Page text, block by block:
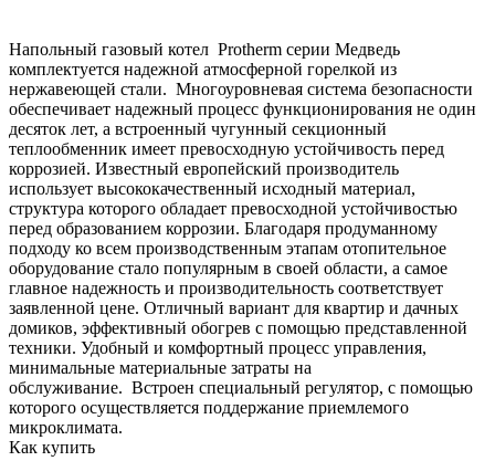
Напольный газовый котел Protherm серии Медведь
комплектуется надежной атмосферной горелкой из
нержавеющей стали. Многоуровневая система безопасности
обеспечивает надежный процесс функционирования не один
десяток лет, а встроенный чугунный секционный
теплообменник имеет превосходную устойчивость перед
коррозией. Известный европейский производитель
использует высококачественный исходный материал,
структура которого обладает превосходной устойчивостью
перед образованием коррозии. Благодаря продуманному
подходу ко всем производственным этапам отопительное
оборудование стало популярным в своей области, а самое
главное надежность и производительность соответствует
заявленной цене. Отличный вариант для квартир и дачных
домиков, эффективный обогрев с помощью представленной
техники. Удобный и комфортный процесс управления,
минимальные материальные затраты на
обслуживание. Встроен специальный регулятор, с помощью
которого осуществляется поддержание приемлемого
микроклимата.
Как купить